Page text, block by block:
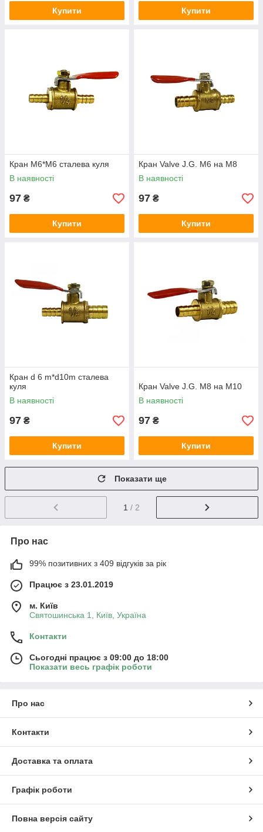
Купити Купити
Кран М6*М6 сталева куля
В наявності
97 ₴
Купити
Кран Valve J.G. М6 на М8
В наявності
97 ₴
Купити
Кран d 6 m*d10m сталева
куля
В наявності
97 ₴
Купити
Кран Valve J.G. М8 на М10
В наявності
97 ₴
Купити
Показати ще
1 / 2
Про нас
99% позитивних з 409 відгуків за рік
Працює з 23.01.2019
м. Київ
Святошинська 1, Київ, Україна
Контакти
Сьогодні працює з 09:00 до 18:00
Показати весь графік роботи
Про нас
Контакти
Доставка та оплата
Графік роботи
Повна версія сайту